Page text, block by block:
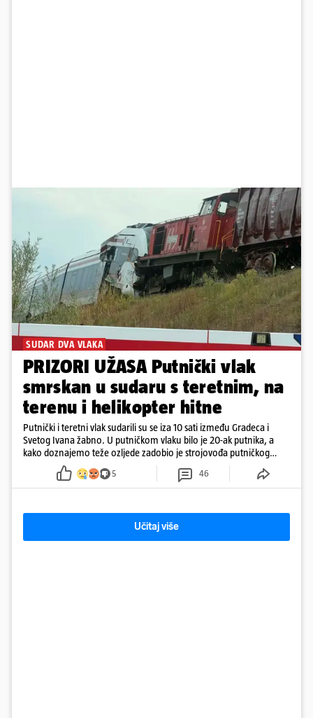
SUDAR DVA VLAKA
PRIZORI UŽASA Putnički vlak
smrskan u sudaru s teretnim, na
terenu i helikopter hitne
Putnički i teretni vlak sudarili su se iza 10 sati između Gradeca i
Svetog Ivana žabno. U putničkom vlaku bilo je 20-ak putnika, a
kako doznajemo teže ozljede zadobio je strojovođa putničkog
vlaka. Zatvoren je promet, a fotoreporteri Prigorskog objavili su
prve snimke s mjesta sudara
5 46
Učitaj više